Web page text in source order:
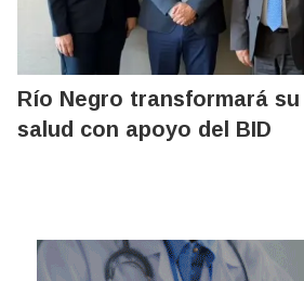
Río Negro transformará
salud con apoyo del BID